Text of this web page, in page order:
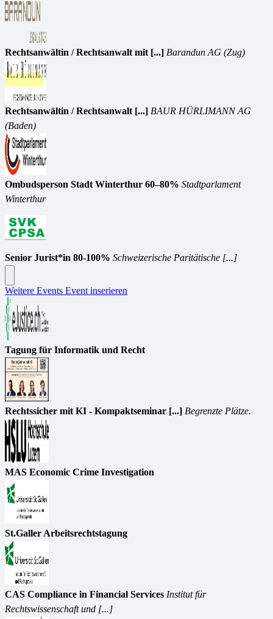
Rechtsanwältin / Rechtsanwalt mit [...] Barandun AG (Zug)
Rechtsanwältin / Rechtsanwalt [...] BAUR HÜRLIMANN AG
(Baden)
Ombudsperson Stadt Winterthur 60–80% Stadtparlament
Winterthur
Senior Jurist*in 80-100% Schweizerische Paritätische [...]
Weitere Events Event inserieren
Tagung für Informatik und Recht
Rechtssicher mit KI - Kompaktseminar [...] Begrenzte Plätze.
MAS Economic Crime Investigation
St.Galler Arbeitsrechtstagung
CAS Compliance in Financial Services Institut für
Rechtswissenschaft und [...]